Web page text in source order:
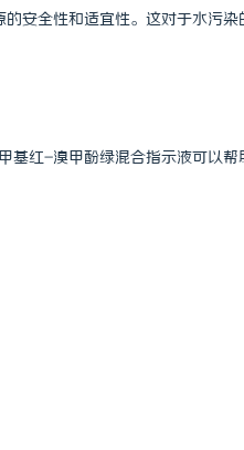
安全性和适宜性。这对于水污
基红-溴甲酚绿混合指示液可以帮